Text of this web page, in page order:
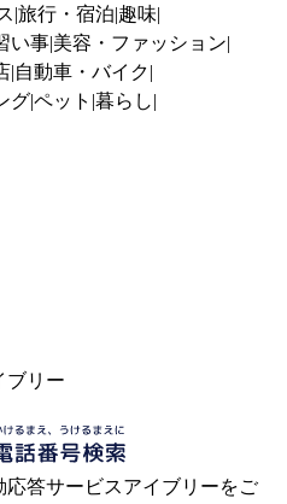
旅行・宿泊 趣味
い事 美容・ファッション
自動車・バイク
グペット 暮らし
ブリー
答サービスアイブリーをご